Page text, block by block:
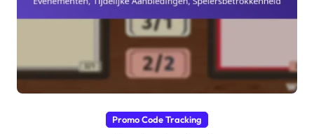
Promo Code Tracking